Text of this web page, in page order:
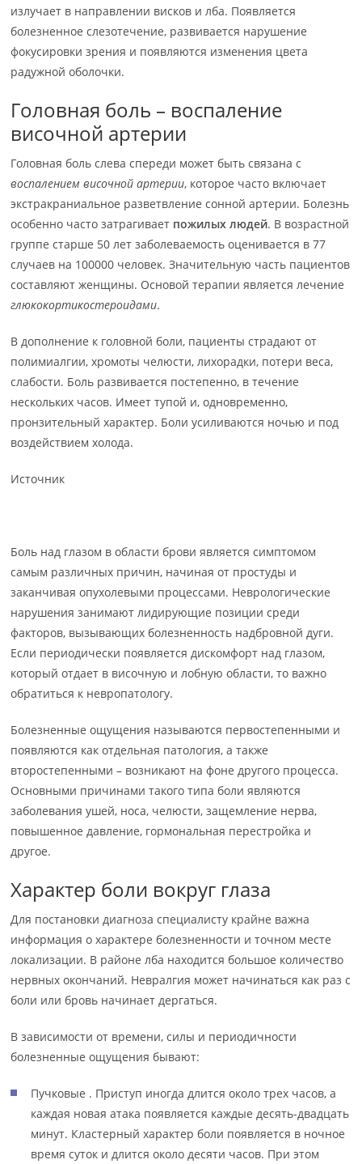
излучает в направлении висков и лба. Появляется
болезненное слезотечение, развивается нарушение
фокусировки зрения и появляются изменения цвета
радужной оболочки.
Головная боль – воспаление
височной артерии
Головная боль слева спереди может быть связана с
воспалением височной артерии, которое часто включает
экстракраниальное разветвление сонной артерии. Болезнь
особенно часто затрагивает пожилых людей. В возрастной
группе старше 50 лет заболеваемость оценивается в 77
случаев на 100000 человек. Значительную часть пациентов
составляют женщины. Основой терапии является лечение
глюкокортикостероидами.
В дополнение к головной боли, пациенты страдают от
полимиалгии, хромоты челюсти, лихорадки, потери веса,
слабости. Боль развивается постепенно, в течение
нескольких часов. Имеет тупой и, одновременно,
пронзительный характер. Боли усиливаются ночью и под
воздействием холода.
Источник
Боль над глазом в области брови является симптомом
самым различных причин, начиная от простуды и
заканчивая опухолевыми процессами. Неврологические
нарушения занимают лидирующие позиции среди
факторов, вызывающих болезненность надбровной дуги.
Если периодически появляется дискомфорт над глазом,
который отдает в височную и лобную области, то важно
обратиться к невропатологу.
Болезненные ощущения называются первостепенными и
появляются как отдельная патология, а также
второстепенными – возникают на фоне другого процесса.
Основными причинами такого типа боли являются
заболевания ушей, носа, челюсти, защемление нерва,
повышенное давление, гормональная перестройка и
другое.
Характер боли вокруг глаза
Для постановки диагноза специалисту крайне важна
информация о характере болезненности и точном месте
локализации. В районе лба находится большое количество
нервных окончаний. Невралгия может начинаться как раз с
боли или бровь начинает дергаться.
В зависимости от времени, силы и периодичности
болезненные ощущения бывают:
Пучковые . Приступ иногда длится около трех часов, а
каждая новая атака появляется каждые десять-двадцать
минут. Кластерный характер боли появляется в ночное
время суток и длится около десяти часов. При этом